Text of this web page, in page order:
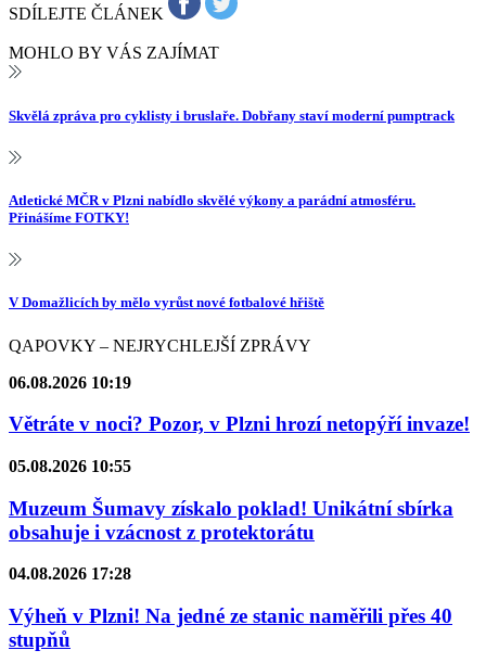
SDÍLEJTE ČLÁNEK
MOHLO BY VÁS ZAJÍMAT
Skvělá zpráva pro cyklisty i bruslaře. Dobřany staví moderní pumptrack
Atletické MČR v Plzni nabídlo skvělé výkony a parádní atmosféru.
Přinášíme FOTKY!
V Domažlicích by mělo vyrůst nové fotbalové hřiště
QAPOVKY – NEJRYCHLEJŠÍ ZPRÁVY
06.08.2026 10:19
Větráte v noci? Pozor, v Plzni hrozí netopýří invaze!
05.08.2026 10:55
Muzeum Šumavy získalo poklad! Unikátní sbírka
obsahuje i vzácnost z protektorátu
04.08.2026 17:28
Výheň v Plzni! Na jedné ze stanic naměřili přes 40
stupňů